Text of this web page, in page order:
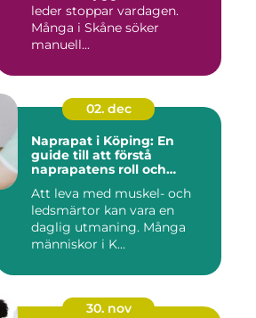
leder stoppar vardagen.
Många i Skåne söker
manuell...
02. dec
Naprapat i Köping: En
guide till att förstå
naprapatens roll och
Att leva med muskel- och
ledsmärtor kan vara en
daglig utmaning. Många
människor i K...
30. nov